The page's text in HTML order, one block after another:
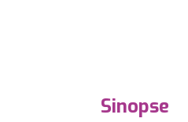
Sinopse